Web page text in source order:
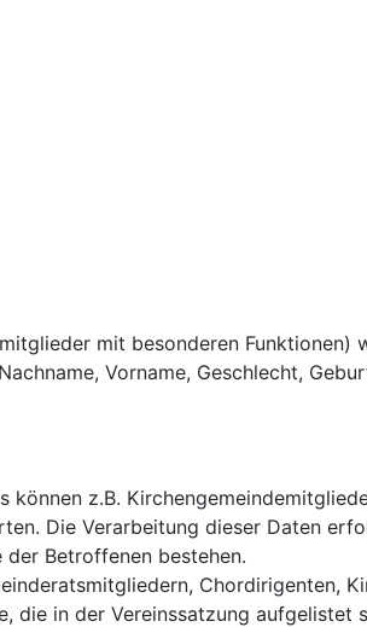
mit besonderen
Vorname, Geschlecht,
z.B.
Die Verarbeitung dieser Daten
Betroffenen bestehen.
Chordirigenten,
die in der Vereinssatzung